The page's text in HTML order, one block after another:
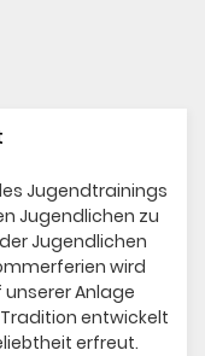
Jugendtrainings
Jugendlichen zu
Jugendlichen
wird
Anlage
entwickelt
erfreut.